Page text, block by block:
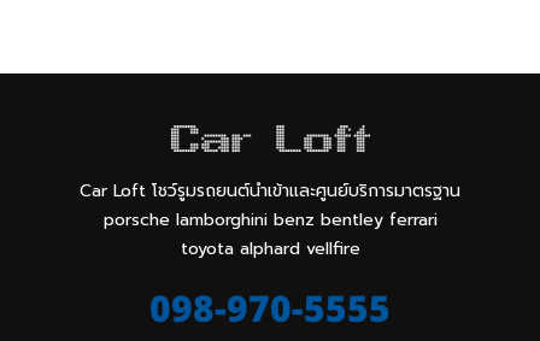
Car Loft โชว์รูมรถยนต์นำเข้าและศูนย์บริการมาตรฐาน
porsche lamborghini benz bentley ferrari
toyota alphard vellfire
098-970-5555